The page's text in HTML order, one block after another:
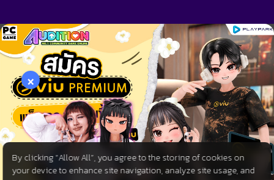
By clicking “Allow All”, you agree to the storing of cookies on
your device to enhance site navigation, analyze site usage, and
×